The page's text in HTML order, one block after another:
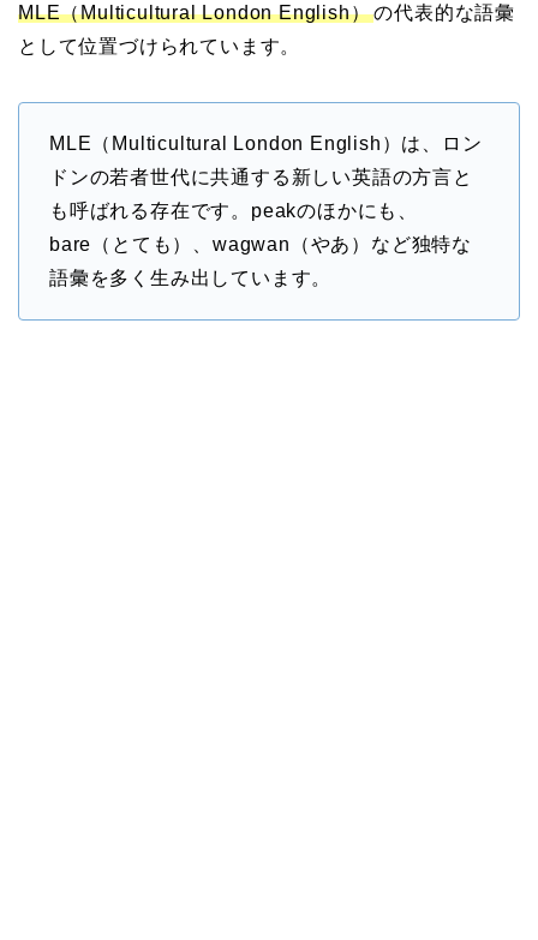
MLE（Multicultural London English）の代表的な語彙
として位置づけられています。
MLE（Multicultural London English）は、ロン
ドンの若者世代に共通する新しい英語の方言と
も呼ばれる存在です。peakのほかにも、
bare（とても）、wagwan（やあ）など独特な
語彙を多く生み出しています。